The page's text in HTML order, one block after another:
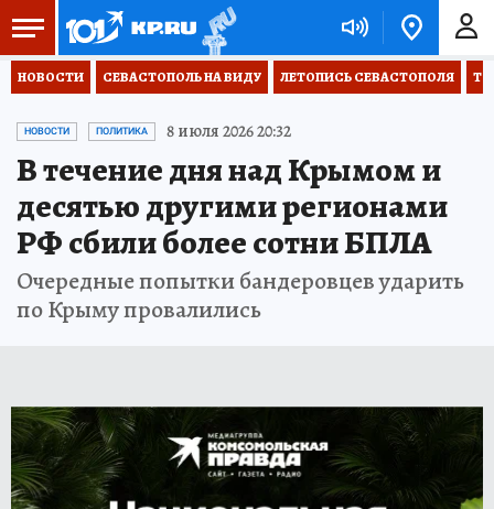
НОВОСТИ СЕВАСТОПОЛЬ НА ВИДУ ЛЕТОПИСЬ СЕВАСТОПОЛЯ
НОВОСТИ ПОЛИТИКА 8 июля 2026 20:32
В течение дня над Крымом и
десятью другими регионами
РФ сбили более сотни БПЛА
Очередные попытки бандеровцев ударить
по Крыму провалились